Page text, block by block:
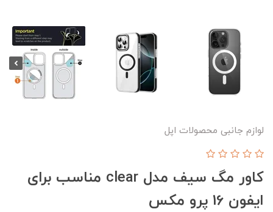
لوازم جانبی محصولات اپل
کاور مگ سیف مدل clear مناسب برای
ایفون 16 پرو مکس